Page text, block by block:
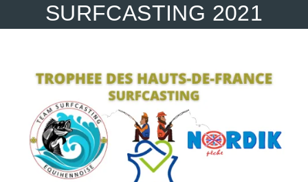
SURFCASTING 2021